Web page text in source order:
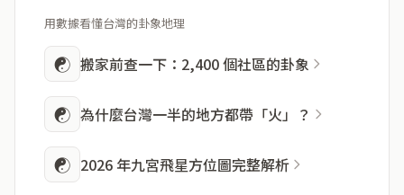
用數據看懂台灣的卦象地理
☯ 搬家前查一下：2,400 個社區的卦象
☯ 為什麼台灣一半的地方都帶「火」？
☯ 2026 年九宮飛星方位圖完整解析